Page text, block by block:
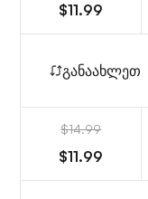
$11.99
განაახლეთ
$14.99
$11.99